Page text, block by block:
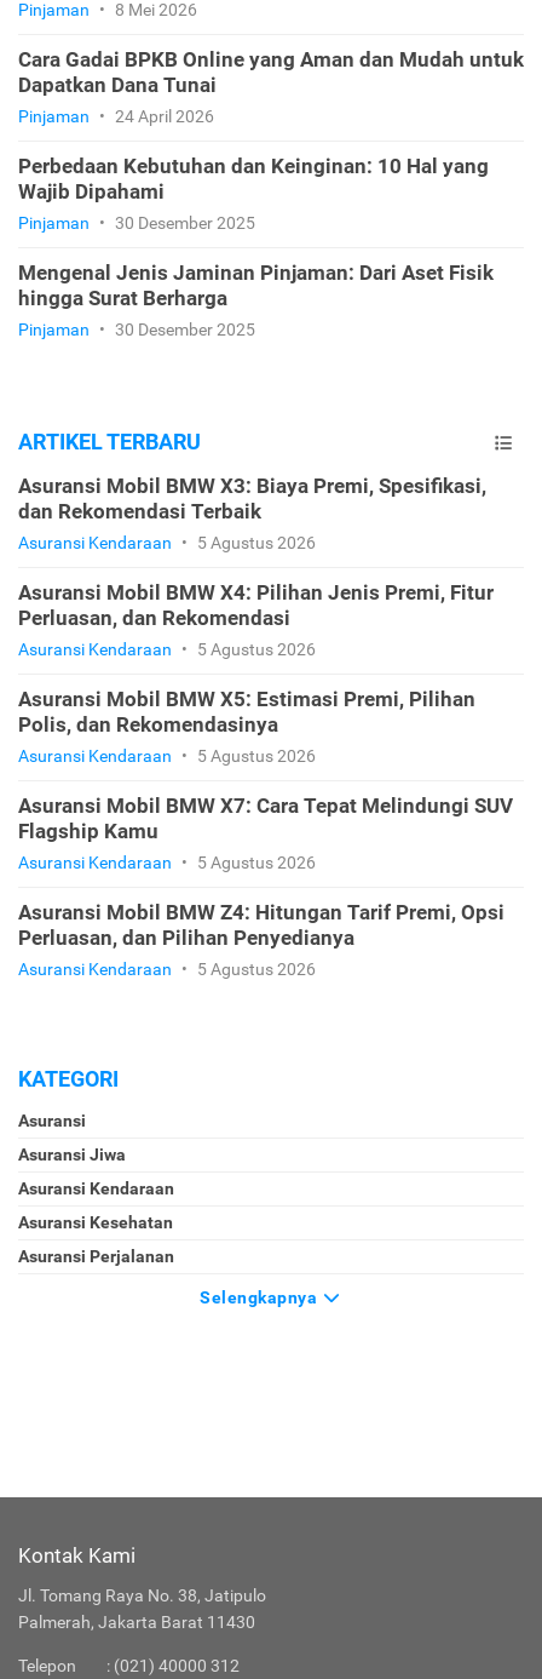
Pinjaman • 8 Mei 2026
Cara Gadai BPKB Online yang Aman dan Mudah untuk
Dapatkan Dana Tunai
Pinjaman • 24 April 2026
Perbedaan Kebutuhan dan Keinginan: 10 Hal yang
Wajib Dipahami
Pinjaman • 30 Desember 2025
Mengenal Jenis Jaminan Pinjaman: Dari Aset Fisik
hingga Surat Berharga
Pinjaman • 30 Desember 2025
ARTIKEL TERBARU
Asuransi Mobil BMW X3: Biaya Premi, Spesifikasi,
dan Rekomendasi Terbaik
Asuransi Kendaraan • 5 Agustus 2026
Asuransi Mobil BMW X4: Pilihan Jenis Premi, Fitur
Perluasan, dan Rekomendasi
Asuransi Kendaraan • 5 Agustus 2026
Asuransi Mobil BMW X5: Estimasi Premi, Pilihan
Polis, dan Rekomendasinya
Asuransi Kendaraan • 5 Agustus 2026
Asuransi Mobil BMW X7: Cara Tepat Melindungi SUV
Flagship Kamu
Asuransi Kendaraan • 5 Agustus 2026
Asuransi Mobil BMW Z4: Hitungan Tarif Premi, Opsi
Perluasan, dan Pilihan Penyedianya
Asuransi Kendaraan • 5 Agustus 2026
KATEGORI
Asuransi
Asuransi Jiwa
Asuransi Kendaraan
Asuransi Kesehatan
Asuransi Perjalanan
Selengkapnya
Kontak Kami
Jl. Tomang Raya No. 38, Jatipulo
Palmerah, Jakarta Barat 11430
Telepon : (021) 40000 312